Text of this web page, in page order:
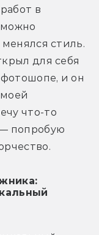
в
можно
стиль.
для себя
и он
что-то
попробую